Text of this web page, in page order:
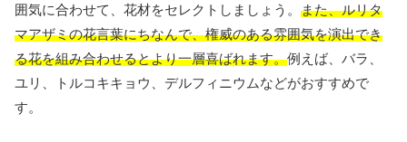
囲気に合わせて、花材をセレクトしましょう。 また、ルリタ
マアザミの花言葉にちなんで、権威のある雰囲気を演出でき
る花を組み合わせるとより一層喜ばれます。例えば、バラ、
ユリ、トルコキキョウ、デルフィニウムなどがおすすめで
す。